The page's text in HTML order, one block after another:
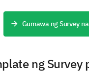
us.
Do you have any
Gumawa ng Survey
ng Survey